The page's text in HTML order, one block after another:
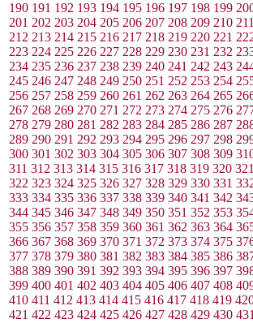
190 191 192 193 194 195 196 197 198 199
201 202 203 204 205 206 207 208 209 210
212 213 214 215 216 217 218 219 220 221
223 224 225 226 227 228 229 230 231 232
234 235 236 237 238 239 240 241 242 243
245 246 247 248 249 250 251 252 253 254
256 257 258 259 260 261 262 263 264 265
267 268 269 270 271 272 273 274 275 276
278 279 280 281 282 283 284 285 286 287
289 290 291 292 293 294 295 296 297 298
300 301 302 303 304 305 306 307 308 309
311 312 313 314 315 316 317 318 319 320
322 323 324 325 326 327 328 329 330 331
333 334 335 336 337 338 339 340 341 342
344 345 346 347 348 349 350 351 352 353
355 356 357 358 359 360 361 362 363 364
366 367 368 369 370 371 372 373 374 375
377 378 379 380 381 382 383 384 385 386
388 389 390 391 392 393 394 395 396 397
399 400 401 402 403 404 405 406 407 408
410 411 412 413 414 415 416 417 418 419
421 422 423 424 425 426 427 428 429 430